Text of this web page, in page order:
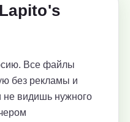
Все файлы
без рекламы и
не видишь нужного